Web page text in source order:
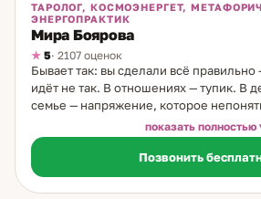
ТАРОЛОГ, КОСМОЭНЕРГЕТ,
ЭНЕРГОПРАКТИК
Мира Боярова
5· 2107 оценок
Бывает так: вы сделали всё правильно
идёт не так. В отношениях — тупик. В
семье — напряжение, которое
Именно с таким приходят ко мне. Я
космоэнергет, практикую 35 лет. Мой
детстве — до шести лет я жила у
мудрой женщины, которая умела
знания жили во мне долгие годы,
показать полностью
Позвонить